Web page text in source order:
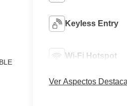
Keyless Entry
Wi-Fi Hotspot
Ver Aspectos